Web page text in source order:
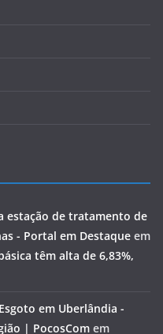
estação de tratamento de
- Portal em Destaque em
têm alta de 6,83%,
em Uberlândia -
| PocosCom em